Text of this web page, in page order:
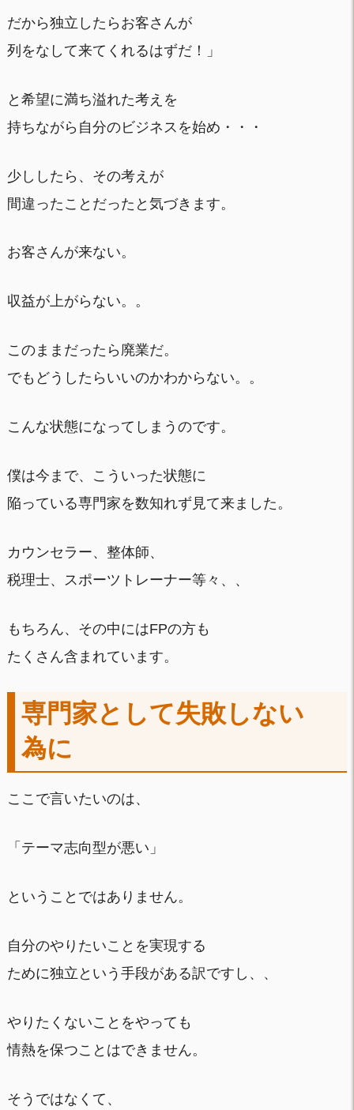
だから独立したらお客さんが
列をなして来てくれるはずだ！」
と希望に満ち溢れた考えを
持ちながら自分のビジネスを始め・・・
少ししたら、その考えが
間違ったことだったと気づきます。
お客さんが来ない。
収益が上がらない。。
このままだったら廃業だ。
でもどうしたらいいのかわからない。。
こんな状態になってしまうのです。
僕は今まで、こういった状態に
陥っている専門家を数知れず見て来ました。
カウンセラー、整体師、
税理士、スポーツトレーナー等々、、
もちろん、その中にはFPの方も
たくさん含まれています。
専門家として失敗しない
為に
ここで言いたいのは、
「テーマ志向型が悪い」
ということではありません。
自分のやりたいことを実現する
ために独立という手段がある訳ですし、、
やりたくないことをやっても
情熱を保つことはできません。
そうではなくて、